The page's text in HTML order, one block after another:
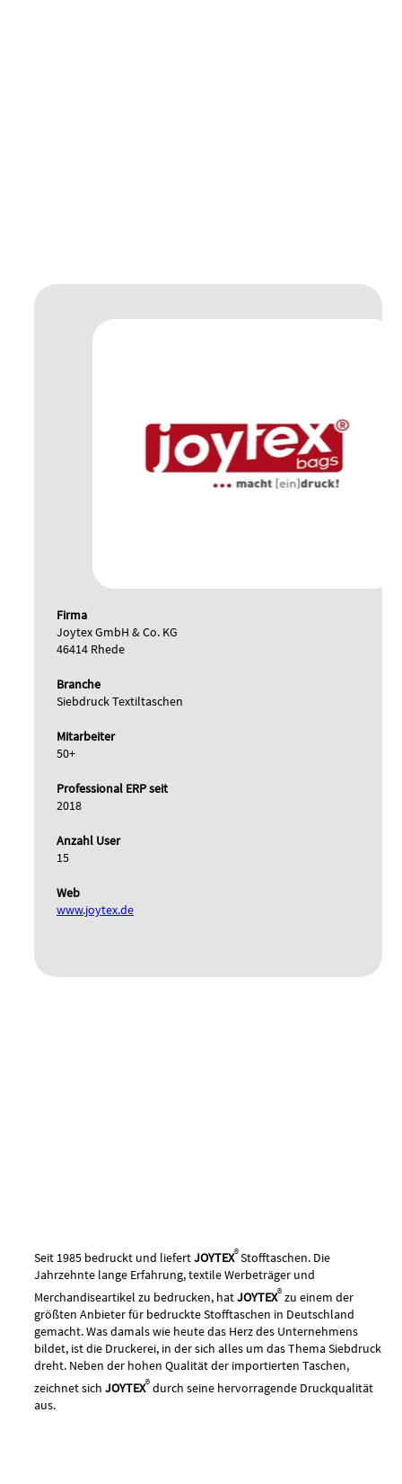
Seit 1985 bedruckt und liefertJOYTEX®Stofftaschen. Die
Jahrzehnte lange Erfahrung, textile Werbeträger und
Merchandiseartikel zu bedrucken, hatJOYTEX® zu einem der
größten Anbieter für bedruckte Stofftaschen in Deutschland
gemacht. Was damals wie heute das Herz des Unternehmens
bildet, ist die Druckerei, in der sich alles um das Thema Siebdruck
dreht. Neben der hohen Qualität der importierten Taschen,
zeichnet sich JOYTEX® durch seine hervorragende Druckqualität
aus.
Firma
Joytex GmbH & Co. KG
46414 Rhede
Branche
Siebdruck Textiltaschen
Mitarbeiter
50+
Professional ERP seit
2018
Anzahl User
15
Web
www.joytex.de